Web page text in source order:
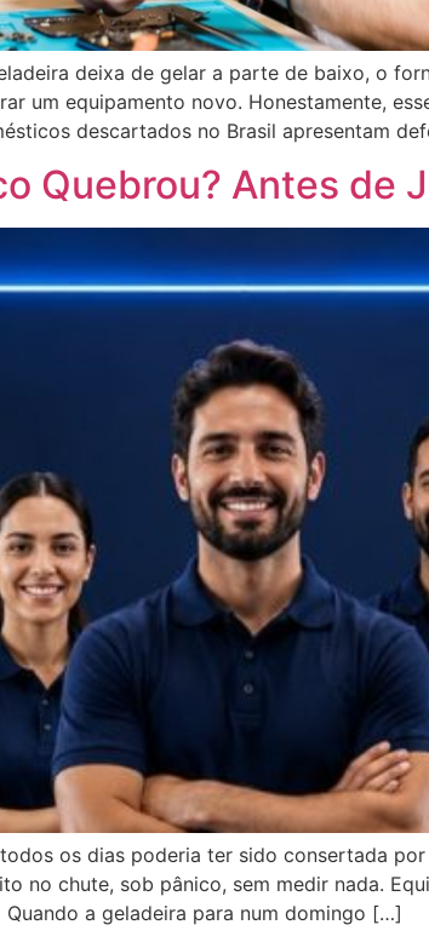
deixa de gelar a parte de baixo, o
um equipamento novo. Honestamente,
descartados no Brasil apresentam
Quebrou? Antes de
os dias poderia ter sido consertada
chute, sob pânico, sem medir nada.
a geladeira para num domingo […]